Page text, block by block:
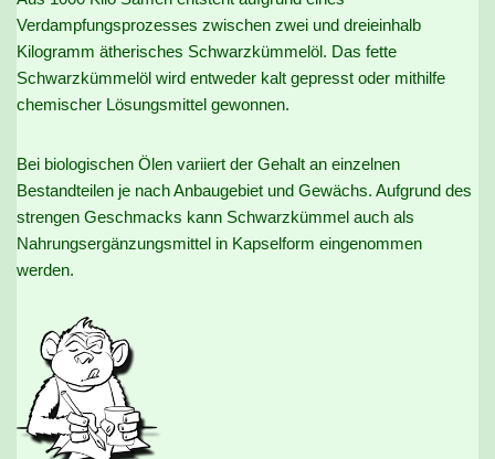
Verdampfungsprozesses zwischen zwei und dreieinhalb
Kilogramm ätherisches Schwarzkümmelöl. Das fette
Schwarzkümmelöl wird entweder kalt gepresst oder mithilfe
chemischer Lösungsmittel gewonnen.
Bei biologischen Ölen variiert der Gehalt an einzelnen
Bestandteilen je nach Anbaugebiet und Gewächs. Aufgrund des
strengen Geschmacks kann Schwarzkümmel auch als
Nahrungsergänzungsmittel in Kapselform eingenommen
werden.